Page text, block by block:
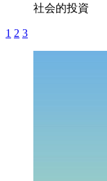
社会的投資
1 2 3